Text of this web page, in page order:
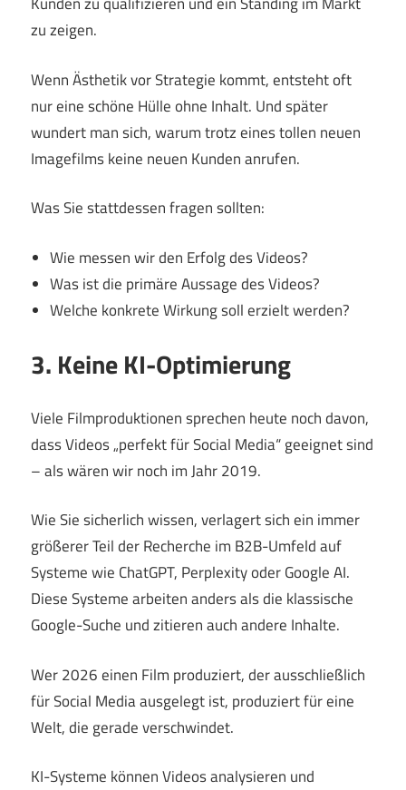
zu zeigen.
Wenn Ästhetik vor Strategie kommt, entsteht oft
nur eine schöne Hülle ohne Inhalt. Und später
wundert man sich, warum trotz eines tollen neuen
Imagefilms keine neuen Kunden anrufen.
Was Sie stattdessen fragen sollten:
Wie messen wir den Erfolg des Videos?
Was ist die primäre Aussage des Videos?
Welche konkrete Wirkung soll erzielt werden?
3. Keine KI-Optimierung
Viele Filmproduktionen sprechen heute noch davon,
dass Videos „perfekt für Social Media“ geeignet sind
– als wären wir noch im Jahr 2019.
Wie Sie sicherlich wissen, verlagert sich ein immer
größerer Teil der Recherche im B2B-Umfeld auf
Systeme wie ChatGPT, Perplexity oder Google AI.
Diese Systeme arbeiten anders als die klassische
Google-Suche und zitieren auch andere Inhalte.
Wer 2026 einen Film produziert, der ausschließlich
für Social Media ausgelegt ist, produziert für eine
Welt, die gerade verschwindet.
KI-Systeme können Videos analysieren und